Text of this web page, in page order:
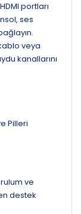
portları
ses
veya
kanallarını
Pilleri
ve
destek